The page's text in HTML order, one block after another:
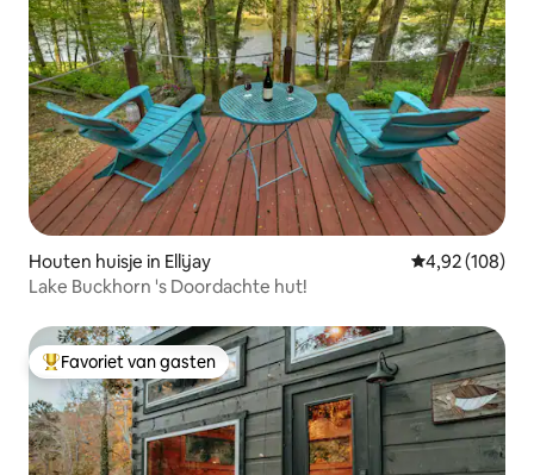
Houten huisje in Ellijay Gemiddelde
4,92 (108)
Lake Buckhorn 's Doordachte hut!
Topfavoriet van gasten
Favoriet van gasten